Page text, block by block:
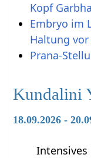
Kopf
Embryo im
Haltung vor
Prana-
Kundalini
18.09.2026 -
Intensives